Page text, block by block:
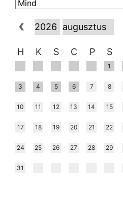
H K S C P S
1
3 4 5 6 7 8
10 11 12 13 14 15
17 18 19 20 21 22
24 25 26 27 28 29
31